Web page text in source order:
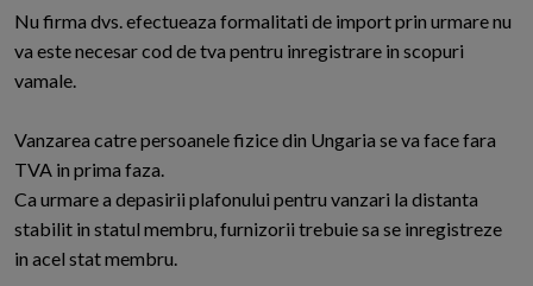
Nu firma dvs. efectueaza formalitati de import prin urmare nu
va este necesar cod de tva pentru inregistrare in scopuri
vamale.
Vanzarea catre persoanele fizice din Ungaria se va face fara
TVA in prima faza.
Ca urmare a depasirii plafonului pentru vanzari la distanta
stabilit in statul membru, furnizorii trebuie sa se inregistreze
in acel stat membru.